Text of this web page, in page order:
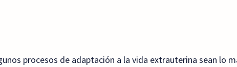
procesos de adaptación a la vida extrauterina sean lo